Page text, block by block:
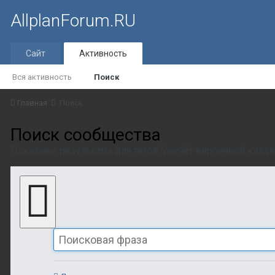
AllplanForum.RU
Сайт Активность
Вся активность Поиск
Главная
Поиск сообщества